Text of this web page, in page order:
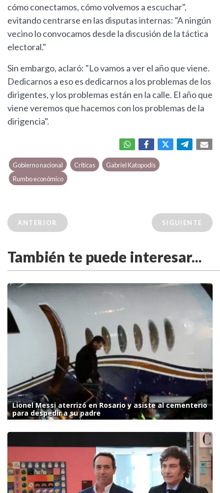
cómo conectamos, cómo volvemos a escuchar",
evitando centrarse en las disputas internas: "A ningún
vecino lo convocamos desde la discusión de la táctica
electoral."
Sin embargo, aclaró: "Lo vamos a ver el año que viene.
Dedicarnos a eso es dedicarnos a los problemas de los
dirigentes, y los problemas están en la calle. El año que
viene veremos que hacemos con los problemas de la
dirigencia".
Gobierno nacional Críticas
Gabriel Katopodis
Rumbo económico
ANTERIOR SIGUIENTE
También te puede interesar...
Lionel Messi aterrizó en Rosario y asiste al cementerio
para despedir a su padre